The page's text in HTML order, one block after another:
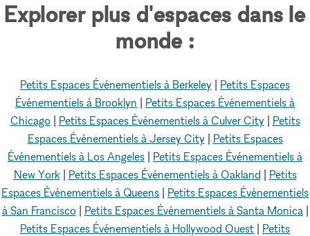
Explorer plus d'espaces dans le
monde :
Petits Espaces Événementiels à Berkeley
Petits Espaces
Événementiels à Brooklyn
Petits Espaces Événementiels à
Chicago| Petits Espaces Événementiels à Culver City
Petits
Espaces Événementiels à Jersey City
Petits Espaces
Événementiels à Los Angeles
Petits Espaces Événementiels à
New York| Petits Espaces Événementiels à Oakland
Petits
Espaces Événementiels à Queens
Petits Espaces Événementiels
à San Francisco| Petits Espaces Événementiels à Santa Monica|
Petits Espaces Événementiels à Hollywood Ouest
Petits